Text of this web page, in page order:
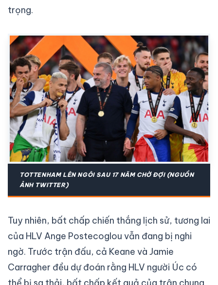
trọng.
TOTTENHAM LÊN NGÔI SAU 17 NĂM CHỜ ĐỢI (NGUỒN
ẢNH TWITTER)
Tuy nhiên, bất chấp chiến thắng lịch sử, tương lai
của HLV Ange Postecoglou vẫn đang bị nghi
ngờ. Trước trận đấu, cả Keane và Jamie
Carragher đều dự đoán rằng HLV người Úc có